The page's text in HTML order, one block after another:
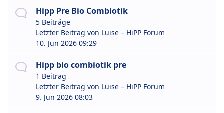
Hipp Pre Bio Combiotik
5 Beiträge
Letzter Beitrag von Luise – HiPP Forum
10. Jun 2026 09:29
Hipp bio combiotik pre
1 Beitrag
Letzter Beitrag von Luise – HiPP Forum
9. Jun 2026 08:03